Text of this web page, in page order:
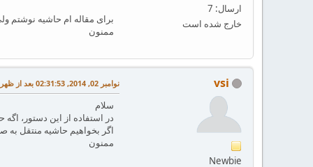
ارسال: 7
خارج شده است
برای مقاله ام حاشیه نوشتم
ممنون
vsi
Newbie
نوامبر 02, 2014, 02:31:53 بعد از ظهر
سلام
در استفاده از این دستور،
اگر بخواهیم حاشیه منتقل
ممنون